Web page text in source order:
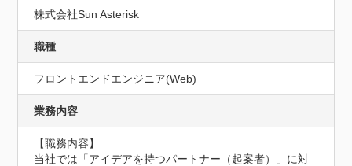
株式会社Sun Asterisk
職種
フロントエンドエンジニア(Web)
業務内容
【職務内容】
当社では「アイデアを持つパートナー（起案者）」に対